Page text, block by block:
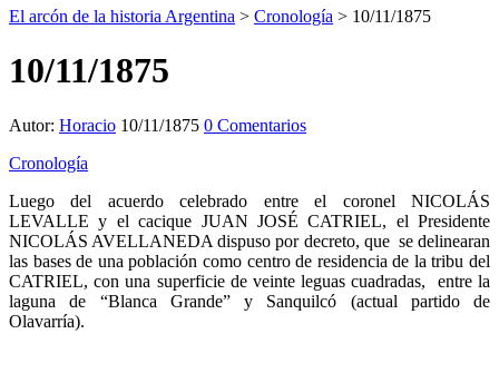
El arcón de la historia Argentina > Cronología > 10/11/1875
10/11/1875
Autor: Horacio 10/11/1875 0 Comentarios
Cronología
Luego del acuerdo celebrado entre el coronel NICOLÁS
LEVALLE y el cacique JUAN JOSÉ CATRIEL, el Presidente
NICOLÁS AVELLANEDA dispuso por decreto, que se delinearan
las bases de una población como centro de residencia de la tribu del
CATRIEL, con una superficie de veinte leguas cuadradas, entre la
laguna de “Blanca Grande” y Sanquilcó (actual partido de
Olavarría).